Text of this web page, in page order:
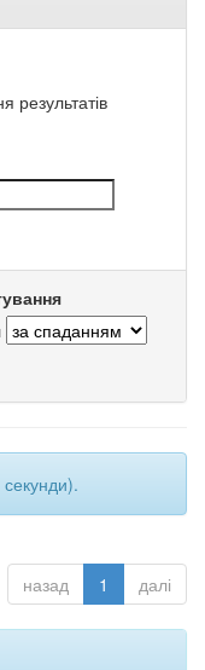
результатів
назад 1 далі